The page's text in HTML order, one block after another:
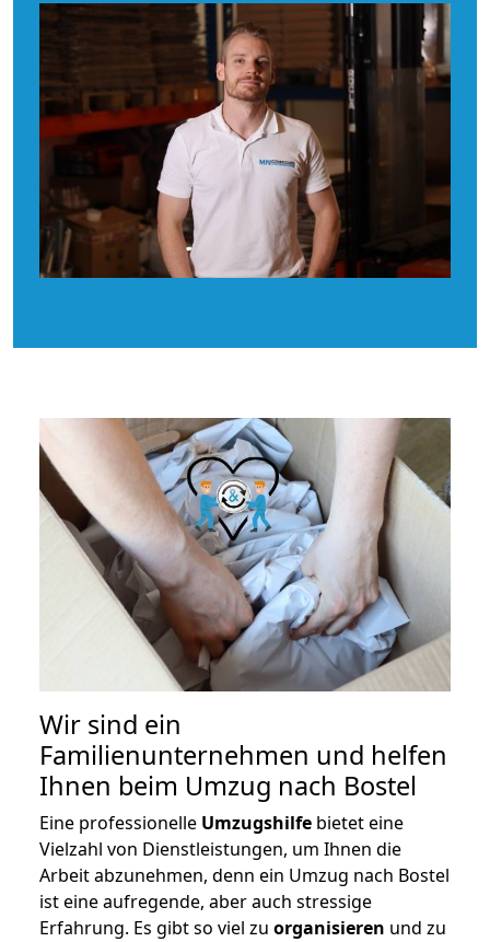
Wir sind ein
Familienunternehmen und helfen
Ihnen beim Umzug nach Bostel
Eine professionelle Umzugshilfe bietet eine
Vielzahl von Dienstleistungen, um Ihnen die
Arbeit abzunehmen, denn ein Umzug nach Bostel
ist eine aufregende, aber auch stressige
Erfahrung. Es gibt so viel zu organisieren und zu